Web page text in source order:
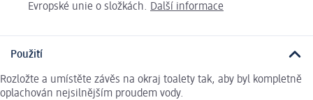
Evropské unie o složkách. Další informace
Použití
Rozložte a umístěte závěs na okraj toalety tak, aby byl kompletně
oplachován nejsilnějším proudem vody.